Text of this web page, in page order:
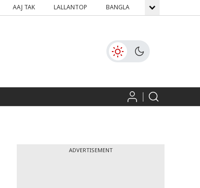
AAJ TAK LALLANTOP BANGLA GNTTV
ADVERTISEMENT